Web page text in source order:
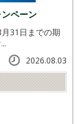
ペーン
31日までの期
2026.08.03